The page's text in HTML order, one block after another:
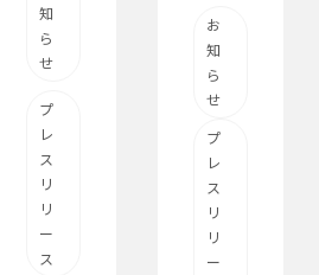
知
ら
せ
プ
レ
ス
リ
リ
ー
ス
お
知
ら
せ
プ
レ
ス
リ
リ
ー